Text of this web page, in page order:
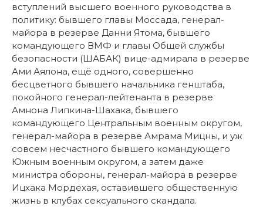
вступлений высшего военного руководства в
политику: бывшего главы Моссада, генерал-
майора в резерве Данни Ятома, бывшего
командующего ВМФ и главы Общей службы
безопасности (ШАБАК) вице-адмирала в резерве
Ами Аялона, ещё одного, совершенно
бесцветного бывшего начальника генштаба,
покойного генерал-лейтенанта в резерве
Амнона Липкина-Шахака, бывшего
командующего Центральным военным округом,
генерал-майора в резерве Амрама Мицны, и уж
совсем несчастного бывшего командующего
Южным военным округом, а затем даже
министра обороны, генерал-майора в резерве
Ицхака Мордехая, оставившего общественную
жизнь в клубах сексуального скандала.